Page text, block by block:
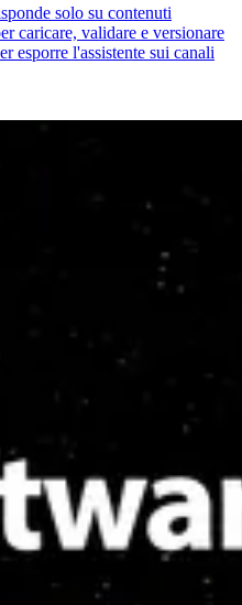
solo su contenuti
caricare, validare e versionare
esporre l'assistente sui canali